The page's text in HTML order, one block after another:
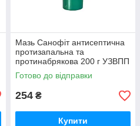
Мазь Санофіт антисептична
протизапальна та
протинабрякова 200 г УЗВПП
Готово до відправки
254 ₴
Купити